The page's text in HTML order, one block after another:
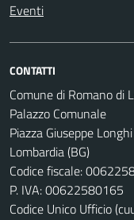
Eventi
CONTATTI
Comune di Romano di
Palazzo Comunale
Piazza Giuseppe
Lombardia (BG)
Codice fiscale:
P. IVA: 00622580165
Codice Unico Ufficio